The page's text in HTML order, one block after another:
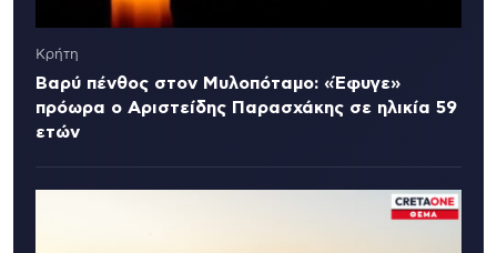
Κρήτη
Βαρύ πένθος στον Μυλοπόταμο: «Έφυγε»
πρόωρα ο Αριστείδης Παρασχάκης σε ηλικία 59
ετών